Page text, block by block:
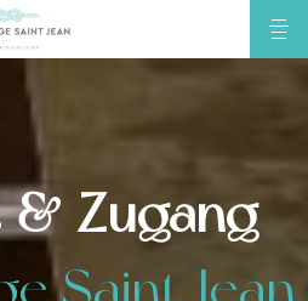
Saint Jean
& Zugang